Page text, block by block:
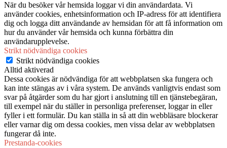
När du besöker vår hemsida loggar vi din användardata. Vi
använder cookies, enhetsinformation och IP-adress för att identifiera
dig och logga ditt användande av hemsidan för att få information om
hur du använder vår hemsida och kunna förbättra din
användarupplevelse.
Strikt nödvändiga cookies
Strikt nödvändiga cookies
Alltid aktiverad
Dessa cookies är nödvändiga för att webbplatsen ska fungera och
kan inte stängas av i våra system. De används vanligtvis endast som
svar på åtgärder som du har gjort i anslutning till en tjänstebegäran,
till exempel när du ställer in personliga preferenser, loggar in eller
fyller i ett formulär. Du kan ställa in så att din webbläsare blockerar
eller varnar dig om dessa cookies, men vissa delar av webbplatsen
fungerar då inte.
Prestanda-cookies